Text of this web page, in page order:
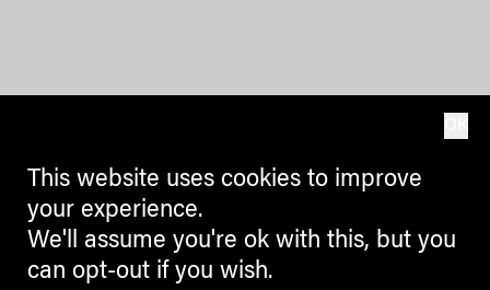
This website uses cookies to improve
your experience.
We'll assume you're ok with this, but you
can opt-out if you wish.